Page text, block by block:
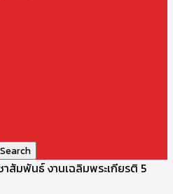
าสัมพันธ์ งานเฉลิมพระเกียรติ 5